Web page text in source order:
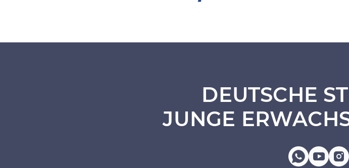
DEUTSCHE
JUNGE